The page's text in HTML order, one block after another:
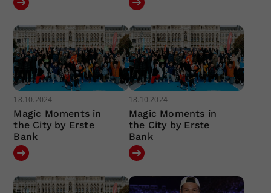
18.10.2024
Magic Moments in
the City by Erste
Bank
18.10.2024
Magic Moments in
the City by Erste
Bank